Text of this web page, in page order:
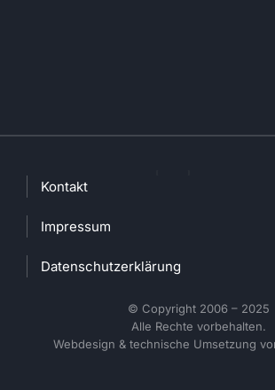
Kontakt
Impressum
Datenschutzerklärung
© Copyright 2006 – 2025
Alle Rechte vorbehalten.
Webdesign & technische Umsetzung